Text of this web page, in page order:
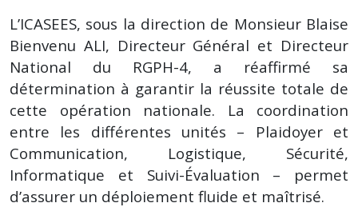
L’ICASEES, sous la direction de Monsieur Blaise
Bienvenu ALI, Directeur Général et Directeur
National du RGPH-4, a réaffirmé sa
détermination à garantir la réussite totale de
cette opération nationale. La coordination
entre les différentes unités – Plaidoyer et
Communication, Logistique, Sécurité,
Informatique et Suivi-Évaluation – permet
d’assurer un déploiement fluide et maîtrisé.